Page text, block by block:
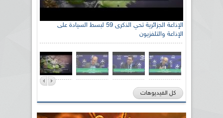
الإذاعة الجزائرية تحي الذكرى 59 لبسط السيادة على
الإذاعة والتلفزيون
كل الفيديوهات